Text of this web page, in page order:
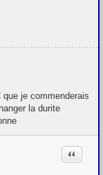
je commenderais
la durite
Citation